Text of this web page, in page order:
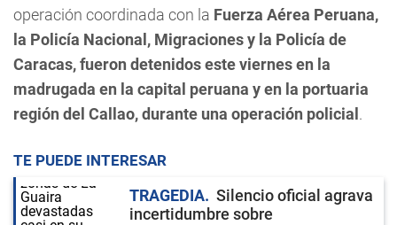
operación coordinada con la Fuerza Aérea Peruana,
la Policía Nacional, Migraciones y la Policía de
Caracas, fueron detenidos este viernes en la
madrugada en la capital peruana y en la portuaria
región del Callao, durante una operación policial .
TE PUEDE INTERESAR
TRAGEDIA
Silencio oficial agrava
incertidumbre sobre